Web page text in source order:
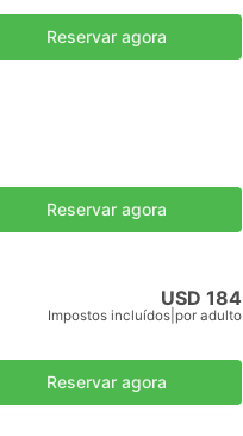
Reservar agora
Reservar agora
USD 184
Impostos incluídos por adulto
Reservar agora